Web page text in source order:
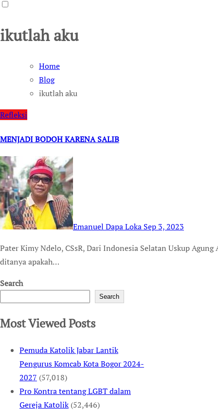
ikutlah aku
Home
Blog
ikutlah aku
Refleksi
MENJADI BODOH KARENA SALIB
Emanuel Dapa Loka Sep 3, 2023
Pater Kimy Ndelo, CSsR, Dari Indonesia Selatan Uskup Agung Anglikan dari Afrika Selatan, Desmond Tutu pernah
ditanya apakah…
Search
Search
Most Viewed Posts
Pemuda Katolik Jabar Lantik
Pengurus Komcab Kota Bogor 2024-
2027 (57,018)
Pro Kontra tentang LGBT dalam
Gereja Katolik (52,446)